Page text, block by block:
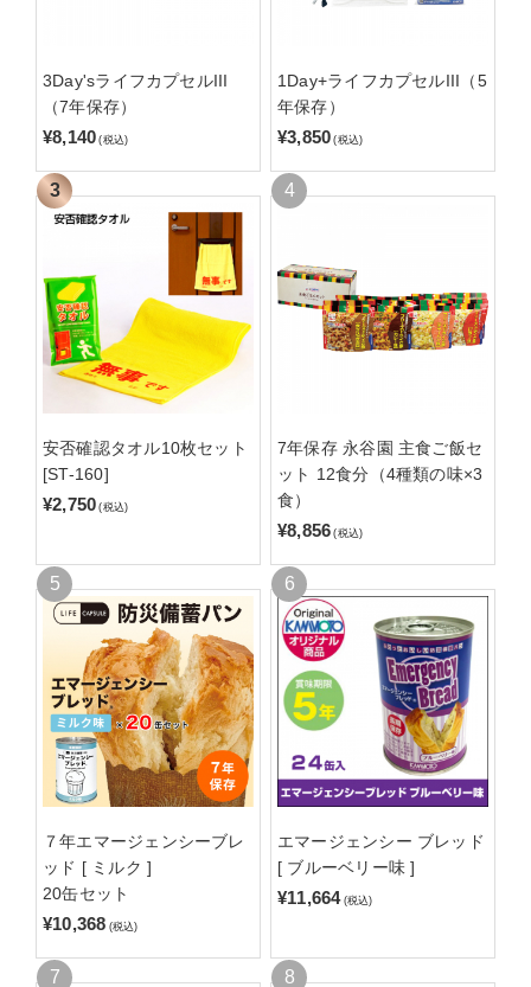
3Day'sライフカプセルIII
（7年保存）
¥8,140 (税込)
1Day+ライフカプセルIII（5
年保存）
¥3,850 (税込)
安否確認タオル10枚セット
[ST-160]
¥2,750 (税込)
7年保存 永谷園 主食ご飯セ
ット 12食分（4種類の味×3
食）
¥8,856 (税込)
７年エマージェンシーブレ
ッド [ ミルク ]
20缶セット
¥10,368 (税込)
エマージェンシー ブレッド
[ ブルーベリー味 ]
¥11,664 (税込)